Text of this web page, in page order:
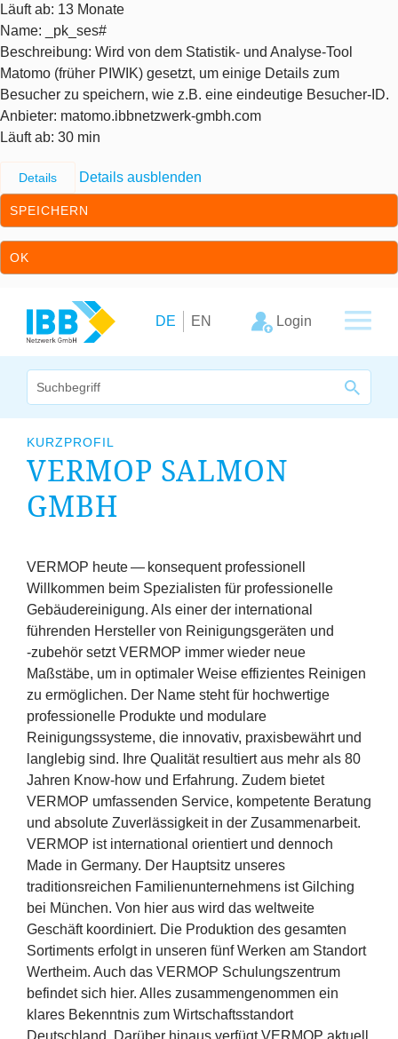
Läuft ab: 13 Monate
Name: _pk_ses#
Beschreibung: Wird von dem Statistik- und Analyse-Tool
Matomo (früher PIWIK) gesetzt, um einige Details zum
Besucher zu speichern, wie z.B. eine eindeutige Besucher-ID.
Anbieter: matomo.ibbnetzwerk-gmbh.com
Läuft ab: 30 min
Details Details ausblenden
SPEICHERN
OK
DE EN Login
Unternehmen
Cluster
Leistungsangebot
Arbeitskreise
Erfolge
Fördermöglichkeiten
Presse
Aktuelles
KURZPROFIL
VERMOP SALMON
GMBH
VERMOP heute — konsequent professionell
Willkommen beim Spezialisten für professionelle
Gebäudereinigung. Als einer der international
führenden Hersteller von Reinigungsgeräten und
‑zubehör setztVERMOP immer wieder neue
Maßstäbe, um in optimaler Weise effizientes Reinigen
zu ermöglichen. Der Name steht für hochwertige
professionelle Produkte und modulare
Reinigungssysteme, die innovativ, praxisbewährt und
langlebig sind. Ihre Qualität resultiert aus mehr als 80
Jahren Know-how und Erfahrung. Zudem bietet
VERMOP umfassenden Service, kompetente Beratung
und absolute Zuverlässigkeit in der Zusammenarbeit.
VERMOP ist international orientiert und dennoch
Made in Germany. Der Hauptsitz unseres
traditionsreichen Familienunternehmens ist Gilching
bei München. Von hier aus wird das weltweite
Geschäft koordiniert. Die Produktion des gesamten
Sortiments erfolgt in unseren fünf Werken am Standort
Wertheim. Auch das VERMOP Schulungszentrum
befindet sich hier. Alles zusammengenommen ein
klares Bekenntnis zum Wirtschaftsstandort